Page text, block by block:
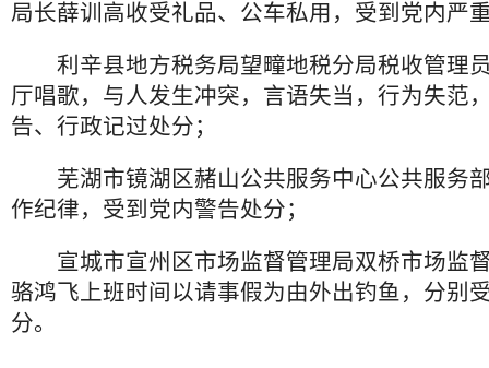
局长薛训高收受礼品、公车私用，受到党内严
利辛县地方税务局望疃地税分局税收管理
厅唱歌，与人发生冲突，言语失当，行为失范
告、行政记过处分；
芜湖市镜湖区赭山公共服务中心公共服务
作纪律，受到党内警告处分；
宣城市宣州区市场监督管理局双桥市场监
骆鸿飞上班时间以请事假为由外出钓鱼，分别
分。